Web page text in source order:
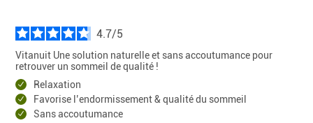
4.7/
Vitanuit Une solution naturelle et sans accoutumance pour
retrouver un sommeil de qualité !
Relaxation
Favorise l’endormissement & qualité du sommeil
Sans accoutumance